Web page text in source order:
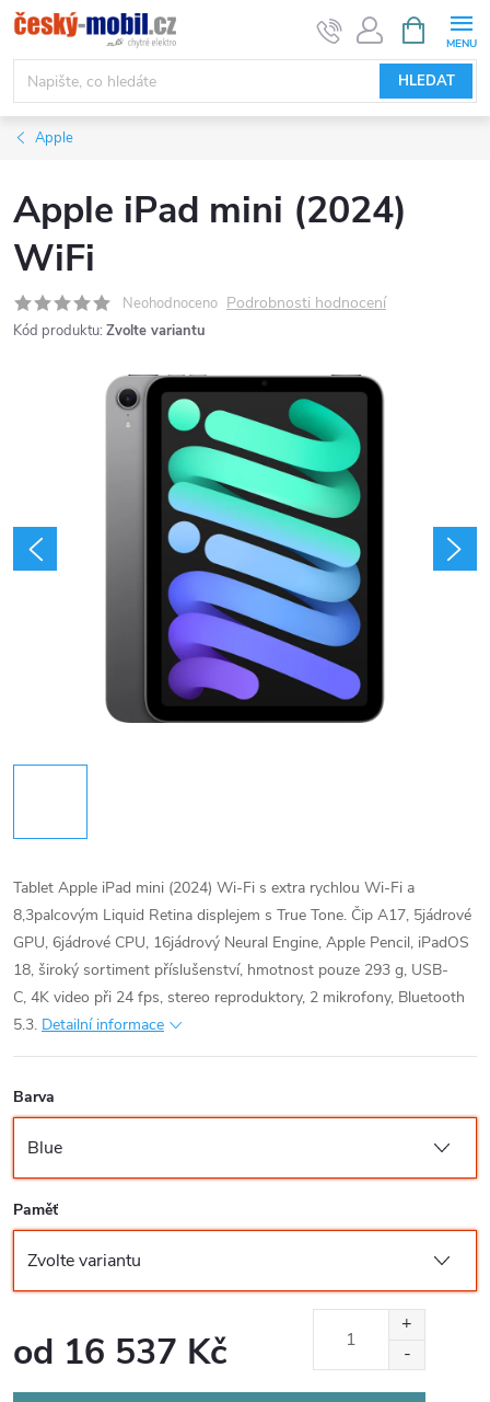
Přejít
na
obsah
HLEDAT
NÁKUPNÍ
KOŠÍK
Apple
Apple iPad mini (2024)
WiFi
Neohodnoceno Podrobnosti hodnocení
Kód produktu: Zvolte variantu
Tablet Apple iPad mini (2024) Wi-Fi s extra rychlou Wi-Fi a
8,3palcovým Liquid Retina displejem s True Tone. Čip A17, 5jádrové
GPU, 6jádrové CPU, 16jádrový Neural Engine, Apple Pencil, iPadOS
18, široký sortiment příslušenství, hmotnost pouze 293 g, USB-
C, 4K video při 24 fps, stereo reproduktory, 2 mikrofony, Bluetooth
5.3. Detailní informace
Barva
Paměť
od 16 537 Kč